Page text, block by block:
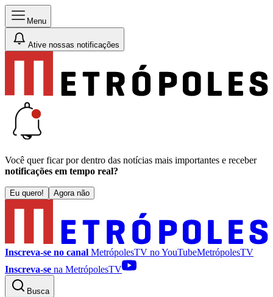
Menu
Ative nossas notificações
Você quer ficar por dentro das notícias mais importantes e receber
notificações em tempo real?
Eu quero! Agora não
Inscreva-se no canal MetrópolesTV noYouTubeMetrópolesTV
Inscreva-se na MetrópolesTV
Busca